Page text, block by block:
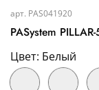
арт. PAS041920
PASystem
Цвет: Белый